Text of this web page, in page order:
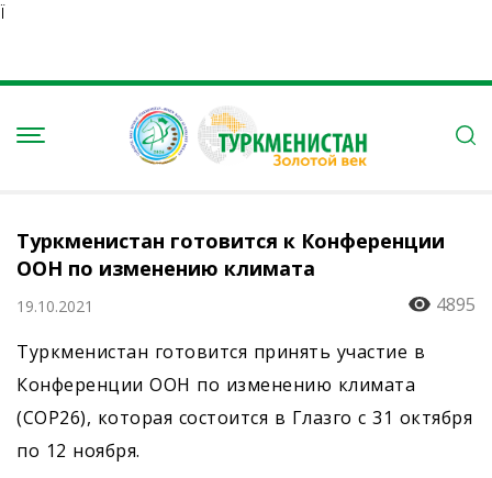
Ï
Туркменистан готовится к Конференции
ООН по изменению климата
19.10.2021
4895
Туркменистан готовится принять участие в
Конференции ООН по изменению климата
(COP26), которая состоится в Глазго с 31 октября
по 12 ноября.